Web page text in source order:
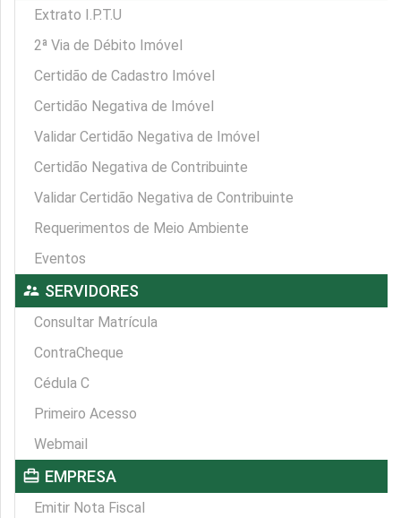
Extrato I.P.T.U
2ª Via de Débito Imóvel
Certidão de Cadastro Imóvel
Certidão Negativa de Imóvel
Validar Certidão Negativa de Imóvel
Certidão Negativa de Contribuinte
Validar Certidão Negativa de Contribuinte
Requerimentos de Meio Ambiente
Eventos
supervisor_account SERVIDORES
Consultar Matrícula
ContraCheque
Cédula C
Primeiro Acesso
Webmail
card_travel EMPRESA
Emitir Nota Fiscal